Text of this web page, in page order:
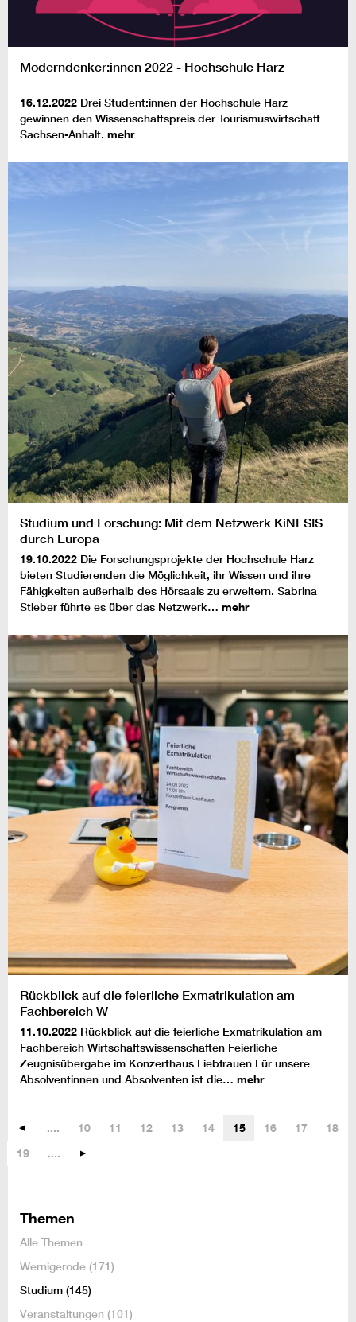
Moderndenker:innen 2022 - Hochschule Harz
16.12.2022 Drei Student:innen der Hochschule Harz
gewinnen den Wissenschaftspreis der Tourismuswirtschaft
Sachsen-Anhalt. mehr
Studium und Forschung: Mit dem Netzwerk KiNESIS
durch Europa
19.10.2022 Die Forschungsprojekte der Hochschule Harz
bieten Studierenden die Möglichkeit, ihr Wissen und ihre
Fähigkeiten außerhalb des Hörsaals zu erweitern. Sabrina
Stieber führte es über das Netzwerk… mehr
Rückblick auf die feierliche Exmatrikulation am
Fachbereich W
11.10.2022 Rückblick auf die feierliche Exmatrikulation am
Fachbereich Wirtschaftswissenschaften Feierliche
Zeugnisübergabe im Konzerthaus Liebfrauen Für unsere
Absolventinnen und Absolventen ist die… mehr
.... 10 11 12 13 14 15 16 17
18
19
....
Themen
Alle Themen
Wernigerode (171)
Studium (145)
Veranstaltungen (101)